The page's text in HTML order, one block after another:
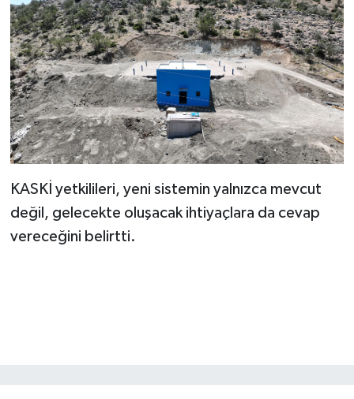
KASKİ yetkilileri, yeni sistemin yalnızca mevcut
değil, gelecekte oluşacak ihtiyaçlara da cevap
vereceğini belirtti.
BİLİM TEKNOLOJİ
ASAYİŞ
SEÇİM 2015
ÇEVRE
YARIŞMALAR